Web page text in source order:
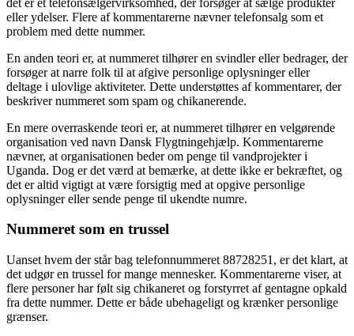
eller ydelser. Flere af kommentarerne nævner telefonsalg som et
problem med dette nummer.
En anden teori er, at nummeret tilhører en svindler eller bedrager, der
forsøger at narre folk til at afgive personlige oplysninger eller
deltage i ulovlige aktiviteter. Dette understøttes af kommentarer, der
beskriver nummeret som spam og chikanerende.
En mere overraskende teori er, at nummeret tilhører en velgørende
organisation ved navn Dansk Flygtningehjælp. Kommentarerne
nævner, at organisationen beder om penge til vandprojekter i
Uganda. Dog er det værd at bemærke, at dette ikke er bekræftet, og
det er altid vigtigt at være forsigtig med at opgive personlige
oplysninger eller sende penge til ukendte numre.
Nummeret som en trussel
Uanset hvem der står bag telefonnummeret 88728251, er det klart, at
det udgør en trussel for mange mennesker. Kommentarerne viser, at
flere personer har følt sig chikaneret og forstyrret af gentagne opkald
fra dette nummer. Dette er både ubehageligt og krænker personlige
grænser.